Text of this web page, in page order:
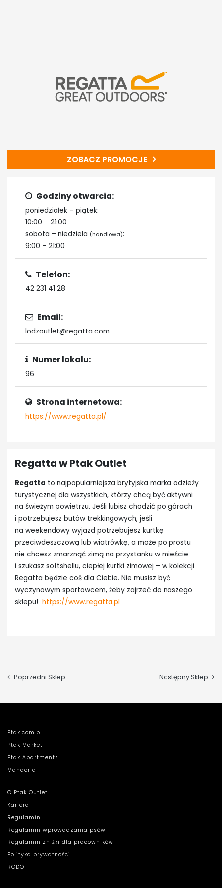
Regatta w Ptak Outlet
Regatta to najpopularniejsza brytyjska marka odzieży
turystycznej dla wszystkich, którzy chcą być aktywni
na świeżym powietrzu. Jeśli lubisz chodzić po górach
i potrzebujesz butów trekkingowych, jeśli
na weekendowy wyjazd potrzebujesz kurtkę
przeciwdeszczową lub wiatrówkę, a może po prostu
nie chcesz zmarznąć zimą na przystanku w mieście
i szukasz softshellu, ciepłej kurtki zimowej – w kolekcji
Regatta będzie coś dla Ciebie. Nie musisz być
wyczynowym sportowcem, żeby zajrzeć do naszego
sklepu! https://www.regatta.pl
ZOBACZ PROMOCJE
Godziny otwarcia:
poniedziałek – piątek:
10:00 – 21:00
sobota – niedziela (handlowa):
9:00 – 21:00
Telefon:
42 231 41 28
Email:
lodzoutlet@regatta.com
Numer lokalu:
96
Strona internetowa:
https://www.regatta.pl/
Poprzedni Sklep Następny Sklep
Ptak.com.pl
Ptak Market
Ptak Apartments
Mandoria
O Ptak Outlet
Kariera
Regulamin
Regulamin wprowadzania psów
Regulamin zniżki dla pracowników
Polityka prywatności
RODO